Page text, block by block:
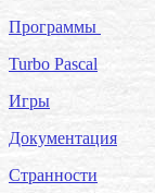
Программы
Turbo Pascal
Игры
Документация
Странности